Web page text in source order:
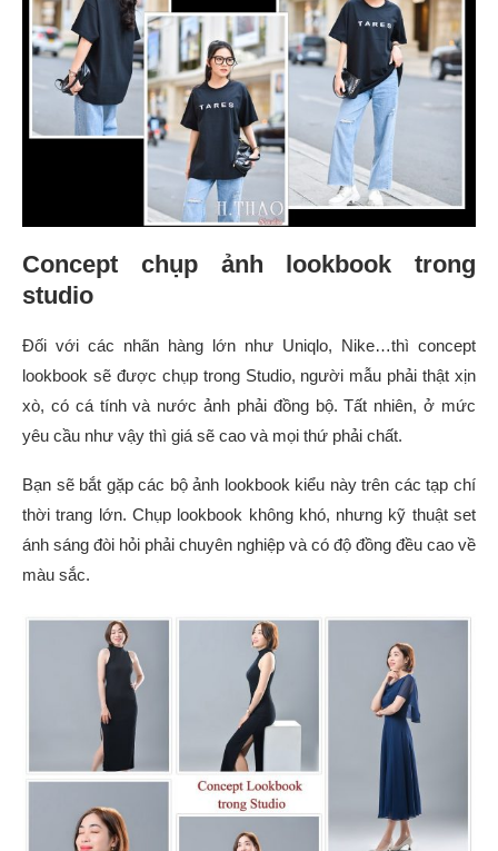
Concept chụp ảnh lookbook trong
studio
Đối với các nhãn hàng lớn như Uniqlo, Nike…thì concept
lookbook sẽ được chụp trong Studio, người mẫu phải thật xịn
xò, có cá tính và nước ảnh phải đồng bộ. Tất nhiên, ở mức
yêu cầu như vậy thì giá sẽ cao và mọi thứ phải chất.
Bạn sẽ bắt gặp các bộ ảnh lookbook kiểu này trên các tạp chí
thời trang lớn. Chụp lookbook không khó, nhưng kỹ thuật set
ánh sáng đòi hỏi phải chuyên nghiệp và có độ đồng đều cao về
màu sắc.